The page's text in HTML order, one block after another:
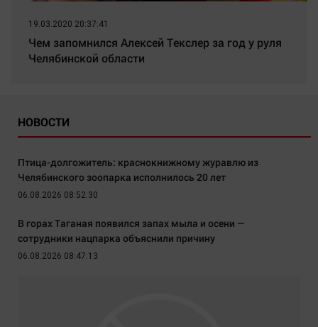
19.03.2020 20:37:41
Чем запомнился Алексей Текслер за год у руля
Челябинской области
НОВОСТИ
Птица-долгожитель: краснокнижному журавлю из
Челябинского зоопарка исполнилось 20 лет
06.08.2026 08:52:30
В горах Таганая появился запах мыла и осени —
сотрудники нацпарка объяснили причину
06.08.2026 08:47:13